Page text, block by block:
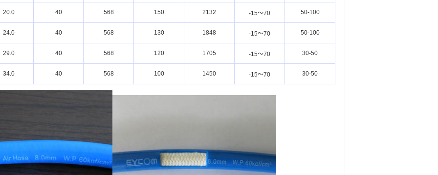
20.0 40 568 150 2132 -15～70 50-100
24.0 40 568 130 1848 -15～70 50-100
29.0 40 568 120 1705 -15～70 30-50
34.0 40 568 100 1450 -15～70 30-50